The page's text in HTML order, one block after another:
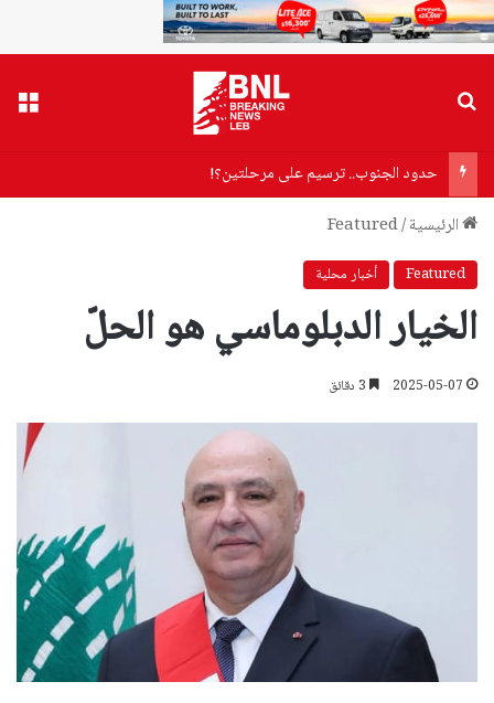
حدود الجنوب.. ترسيم على مرحلتين؟!
الرئيسية/
Featured
Featured أخبار محلية
الخيار الدبلوماسي هو الحلّ
2025-05-07